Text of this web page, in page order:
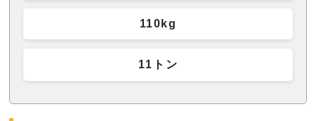
110kg
11トン